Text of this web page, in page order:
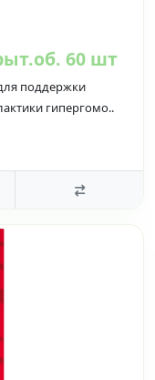
60 шт
поддержки
гипергомо..